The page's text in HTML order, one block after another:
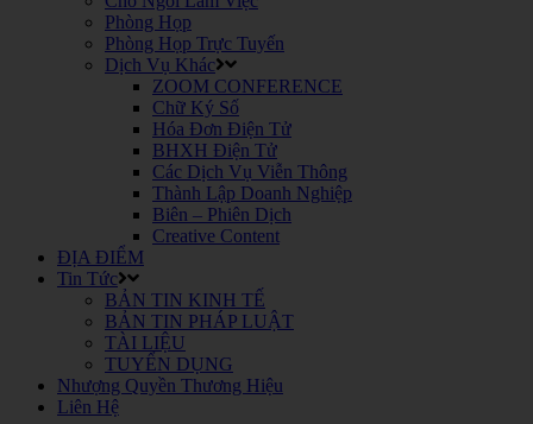
Phòng Họp
Phòng Họp Trực Tuyến
Dịch Vụ Khác
ZOOM CONFERENCE
Chữ Ký Số
Hóa Đơn Điện Tử
BHXH Điện Tử
Các Dịch Vụ Viễn Thông
Thành Lập Doanh Nghiệp
Biên – Phiên Dịch
Creative Content
ĐỊA ĐIỂM
Tin Tức
BẢN TIN KINH TẾ
BẢN TIN PHÁP LUẬT
TÀI LIỆU
TUYỂN DỤNG
Nhượng Quyền Thương Hiệu
Liên Hệ